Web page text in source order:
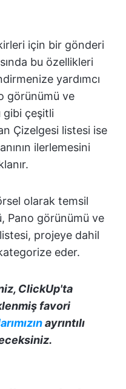
için bir gönderi
bu özellikleri
yardımcı
görünümü ve
gibi çeşitli
Çizelgesi listesi ise
ilerlemesini
olarak temsil
Pano görünümü ve
projeye dahil
eder.
ClickUp'ta
favori
ayrıntılı